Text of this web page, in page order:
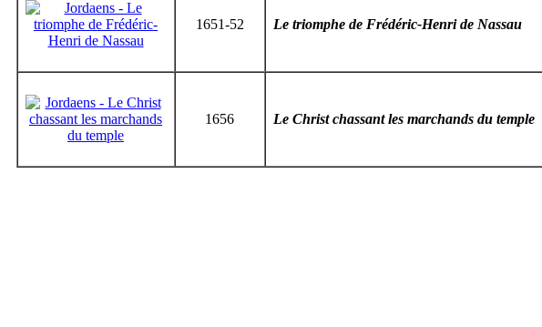
1651-52 Le triomphe de Frédéric-Henri de Nassau
1656 Le Christ chassant les marchands du temple